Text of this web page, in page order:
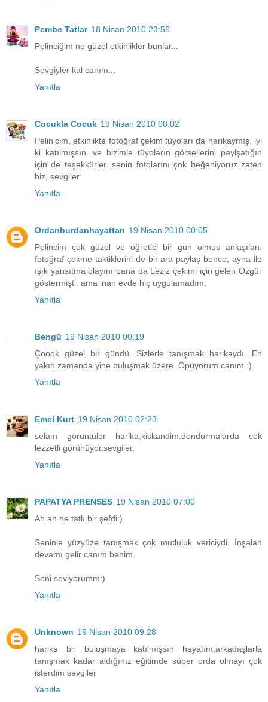
Pembe Tatlar 18 Nisan 2010 23:56
Pelinciğim ne güzel etkinlikler bunlar...
Sevgiyler kal canım...
Yanıtla
Cocukla Cocuk 19 Nisan 2010 00:02
Pelin'cim, etkinlikte fotoğraf çekim tüyoları da harikaymış, iyi
ki katılmışsın. ve bizimle tüyoların görsellerini paylşatığın
için de teşekkürler. senin fotolarını çok beğeniyoruz zaten
biz, sevgiler.
Yanıtla
Ordanburdanhayattan 19 Nisan 2010 00:05
Pelincim çok güzel ve öğretici bir gün olmuş anlaşılan.
fotoğraf çekme taktiklerini de bir ara paylaş bence, ayna ile
ışık yansıtma olayını bana da Leziz çekimi için gelen Özgür
göstermişti. ama inan evde hiç uygulamadım.
Yanıtla
Bengü 19 Nisan 2010 00:19
Çoook güzel bir gündü. Sizlerle tanışmak harikaydı. En
yakın zamanda yine buluşmak üzere. Öpüyorum canım :)
Yanıtla
Emel Kurt 19 Nisan 2010 02:23
selam görüntüler harika,kiskandim.dondurmalarda cok
lezzetli görünüyor.sevgiler.
Yanıtla
PAPATYA PRENSES 19 Nisan 2010 07:00
Ah ah ne tatlı bir şefdi:)
Seninle yüzyüze tanışmak çok mutluluk vericiydi. İnşalah
devamı gelir canım benim.
Seni seviyorumm:)
Yanıtla
Unknown 19 Nisan 2010 09:28
harika bir buluşmaya katılmışsın hayatım,arkadaşlarla
tanışmak kadar aldığınız eğitimde süper orda olmayı çok
isterdim sevgiler
Yanıtla